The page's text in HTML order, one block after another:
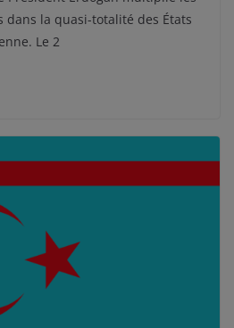
dans la quasi-totalité des États
Le 2